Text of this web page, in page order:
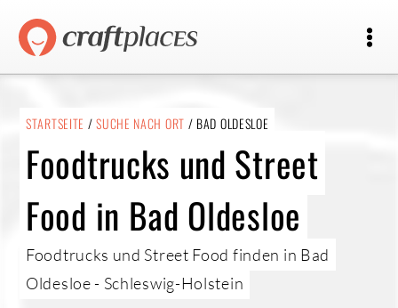
STARTSEITE /SUCHE NACH ORT / BAD OLDESLOE
Foodtrucks und Street
Food in Bad Oldesloe
Foodtrucks und Street Food finden in Bad
Oldesloe - Schleswig-Holstein